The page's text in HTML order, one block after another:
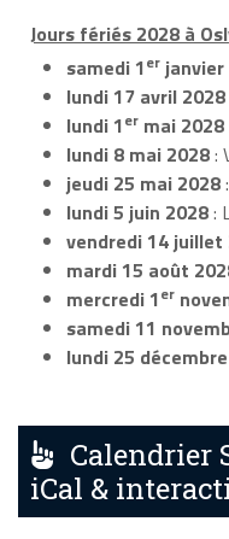
Jours fériés 2028 à
samedi 1er janvier
lundi 17 avril 2028
lundi 1er mai 2028
lundi 8 mai 2028:
jeudi 25 mai 2028
lundi 5 juin 2028:
vendredi 14 juillet
mardi 15 août
mercredi 1er
samedi 11
lundi 25
Calendrier
iCal &